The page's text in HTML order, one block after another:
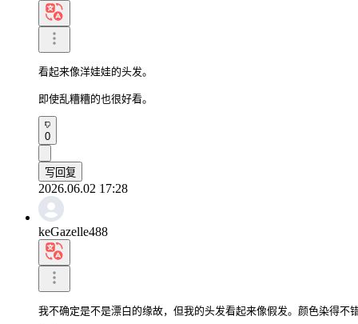
看起来像洋娃娃的头发。
即使乱糟糟的也很好看。
0
写回复
2026.06.02 17:28
keGazelle488
我不确定是不是漂白的缘故，但我的头发看起来像假发。颜色染得不